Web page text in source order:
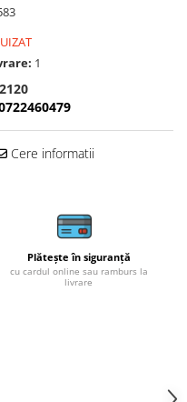
1
2120
Cere informatii
Plătește în siguranță
cu cardul online sau ramburs la
livrare